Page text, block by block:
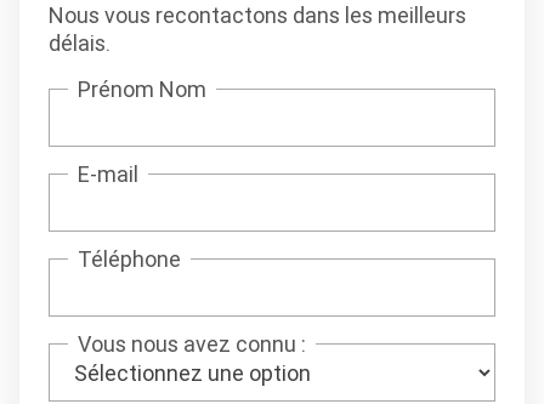
Nous vous recontactons dans les meilleurs
délais.
Prénom Nom
E-mail
Téléphone
Vous nous avez connu :